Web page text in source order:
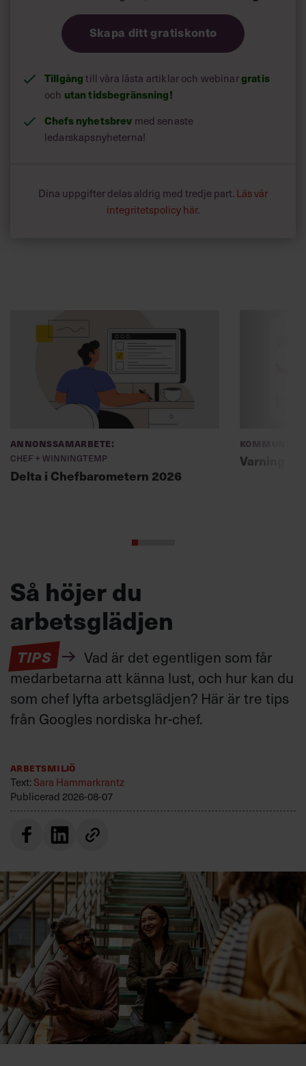
Skapa ditt gratiskonto
Tillgångtill våra låsta artiklar och webinargratis
och utan tidsbegränsning!
Chefs nyhetsbrev med senaste
ledarskapsnyheterna!
Dina uppgifter delas aldrig med tredje part. Läs vår
integritetspolicy här.
Annonssamarbete:
Chef + Winningtemp
Delta i Chefbarometern 2026
Varning
Så höjer du
arbetsglädjen
TIPS
Vad är det egentligen som får
medarbetarna att känna lust, och hur kan du
som chef lyfta arbetsglädjen? Här är tre tips
från Googles nordiska hr-chef.
Arbetsmiljö
Text:Sara Hammarkrantz
Publicerad 2026-08-07